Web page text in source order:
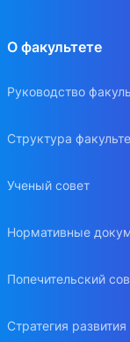
О факультете
Руководство
Структура
Ученый совет
Нормативные
Попечительский
Стратегия развития